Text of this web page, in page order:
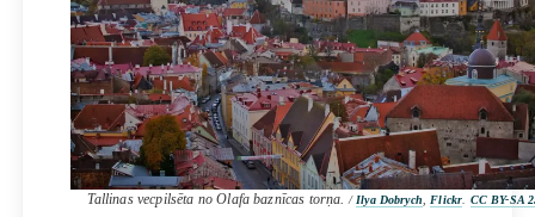
Tallinas vecpilsēta no Olafa baznīcas torņa. / Ilya Dobrych Flickr CC BY-SA